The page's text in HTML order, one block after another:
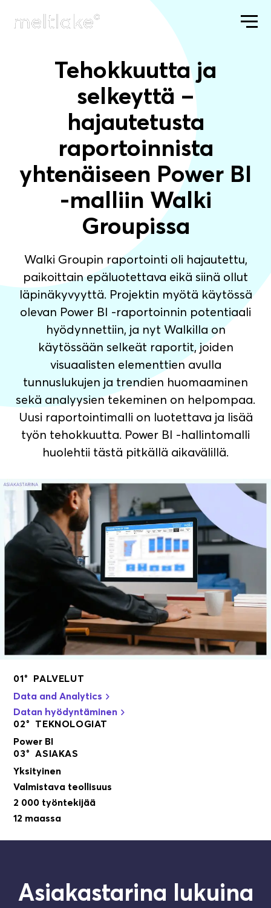
ETUSIVU
TEHOKKUUTTA JA
Tehokkuutta ja
selkeyttä –
hajautetusta
raportoinnista
yhtenäiseen Power BI
-malliin Walki
Groupissa
Walki Groupin raportointi oli hajautettu,
paikoittain epäluotettava eikä siinä ollut
läpinäkyvyyttä. Projektin myötä käytössä
olevan Power BI -raportoinnin potentiaali
hyödynnettiin, ja nyt Walkilla on
käytössään selkeät raportit, joiden
visuaalisten elementtien avulla
tunnuslukujen ja trendien huomaaminen
sekä analyysien tekeminen on helpompaa.
Uusi raportointimalli on luotettava ja lisää
työn tehokkuutta. Power BI -hallintomalli
huolehtii tästä pitkällä aikavälillä.
01° PALVELUT
Data and Analytics
Datan hyödyntäminen
02° TEKNOLOGIAT
Power BI
03° ASIAKAS
Yksityinen
Valmistava teollisuus
2 000 työntekijää
12 maassa
Asiakastarina lukuina